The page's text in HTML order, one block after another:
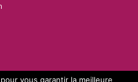
vous garantir la meilleure